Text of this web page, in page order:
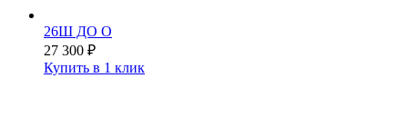
26Ш ДО О
27 300 ₽
Купить в 1 клик